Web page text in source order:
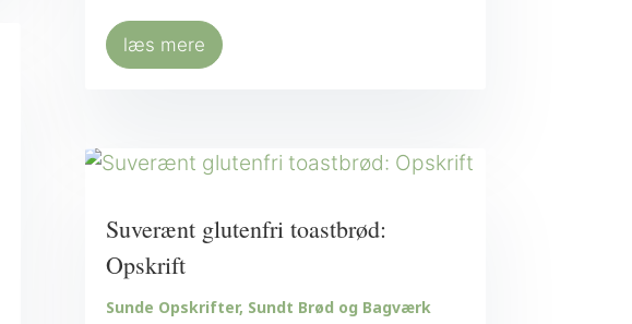
læs mere
Suverænt glutenfri toastbrød:
Opskrift
Sunde Opskrifter, Sundt Brød og Bagværk